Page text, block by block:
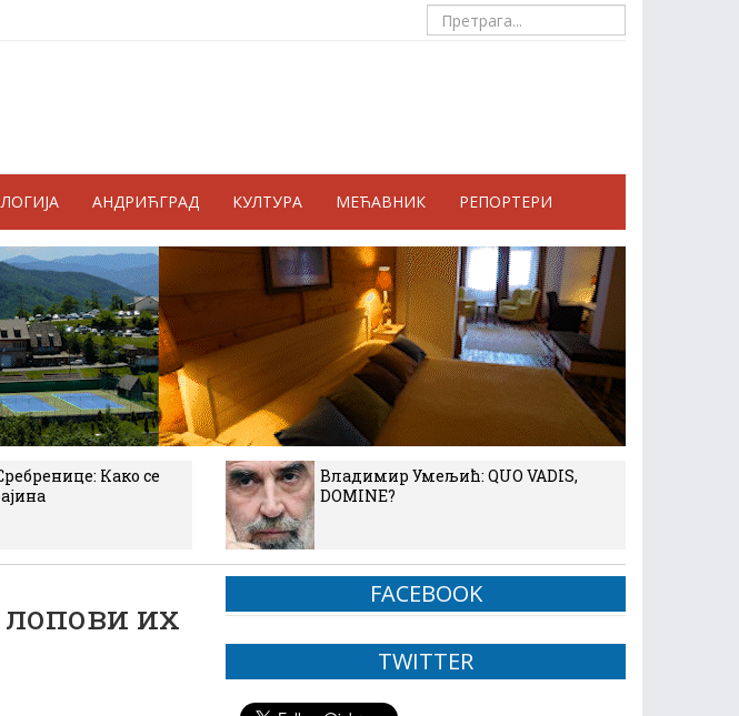
АНДРИЋГРАД КУЛТУРА МЕЋАВНИК РЕПОРТЕРИ
Како се
Владимир Умељић: QUO VADIS,
DOMINE?
их
FACEBOOK
TWITTER